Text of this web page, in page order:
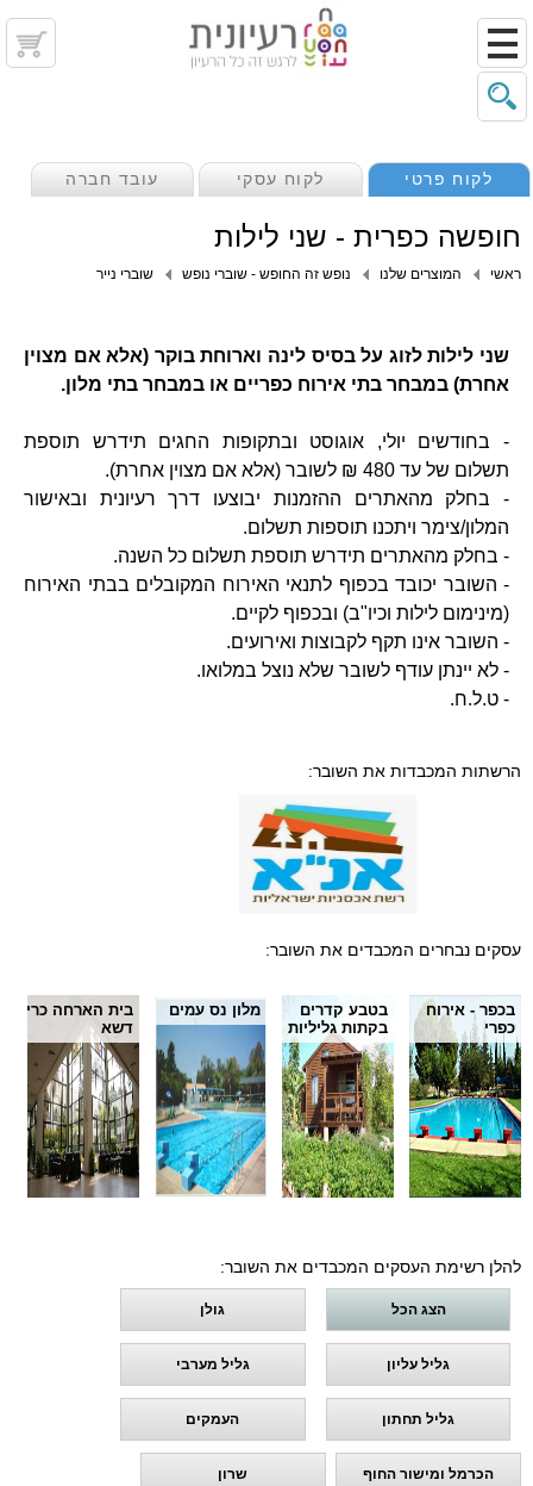
לקוח פרטי לקוח עסקי עובד חברה
חופשה כפרית - שני לילות
ראשי המוצרים שלנו נופש זה החופש - שוברי נופש שוברי נייר
שני לילות לזוג על בסיס לינה וארוחת בוקר (אלא אם מצוין
אחרת) במבחר בתי אירוח כפריים או במבחר בתי מלון.
- בחודשים יולי, אוגוסט ובתקופות החגים תידרש תוספת
תשלום של עד 480 ₪ לשובר (אלא אם מצוין אחרת).
- בחלק מהאתרים ההזמנות יבוצעו דרך רעיונית ובאישור
המלון/צימר ויתכנו תוספות תשלום.
- בחלק מהאתרים תידרש תוספת תשלום כל השנה.
- השובר יכובד בכפוף לתנאי האירוח המקובלים בבתי האירוח
(מינימום לילות וכיו"ב) ובכפוף לקיים.
- השובר אינו תקף לקבוצות ואירועים.
- לא יינתן עודף לשובר שלא נוצל במלואו.
- ט.ל.ח.
הרשתות המכבדות את השובר:
עסקים נבחרים המכבדים את השובר:
בכפר - אירוח
כפרי
בטבע קדרים
בקתות גליליות
מלון נס עמים
בית הארחה כרי
דשא
להלן רשימת העסקים המכבדים את השובר:
הצג הכל גולן
גליל עליון גליל מערבי
גליל תחתון העמקים
הכרמל ומישור החוף שרון